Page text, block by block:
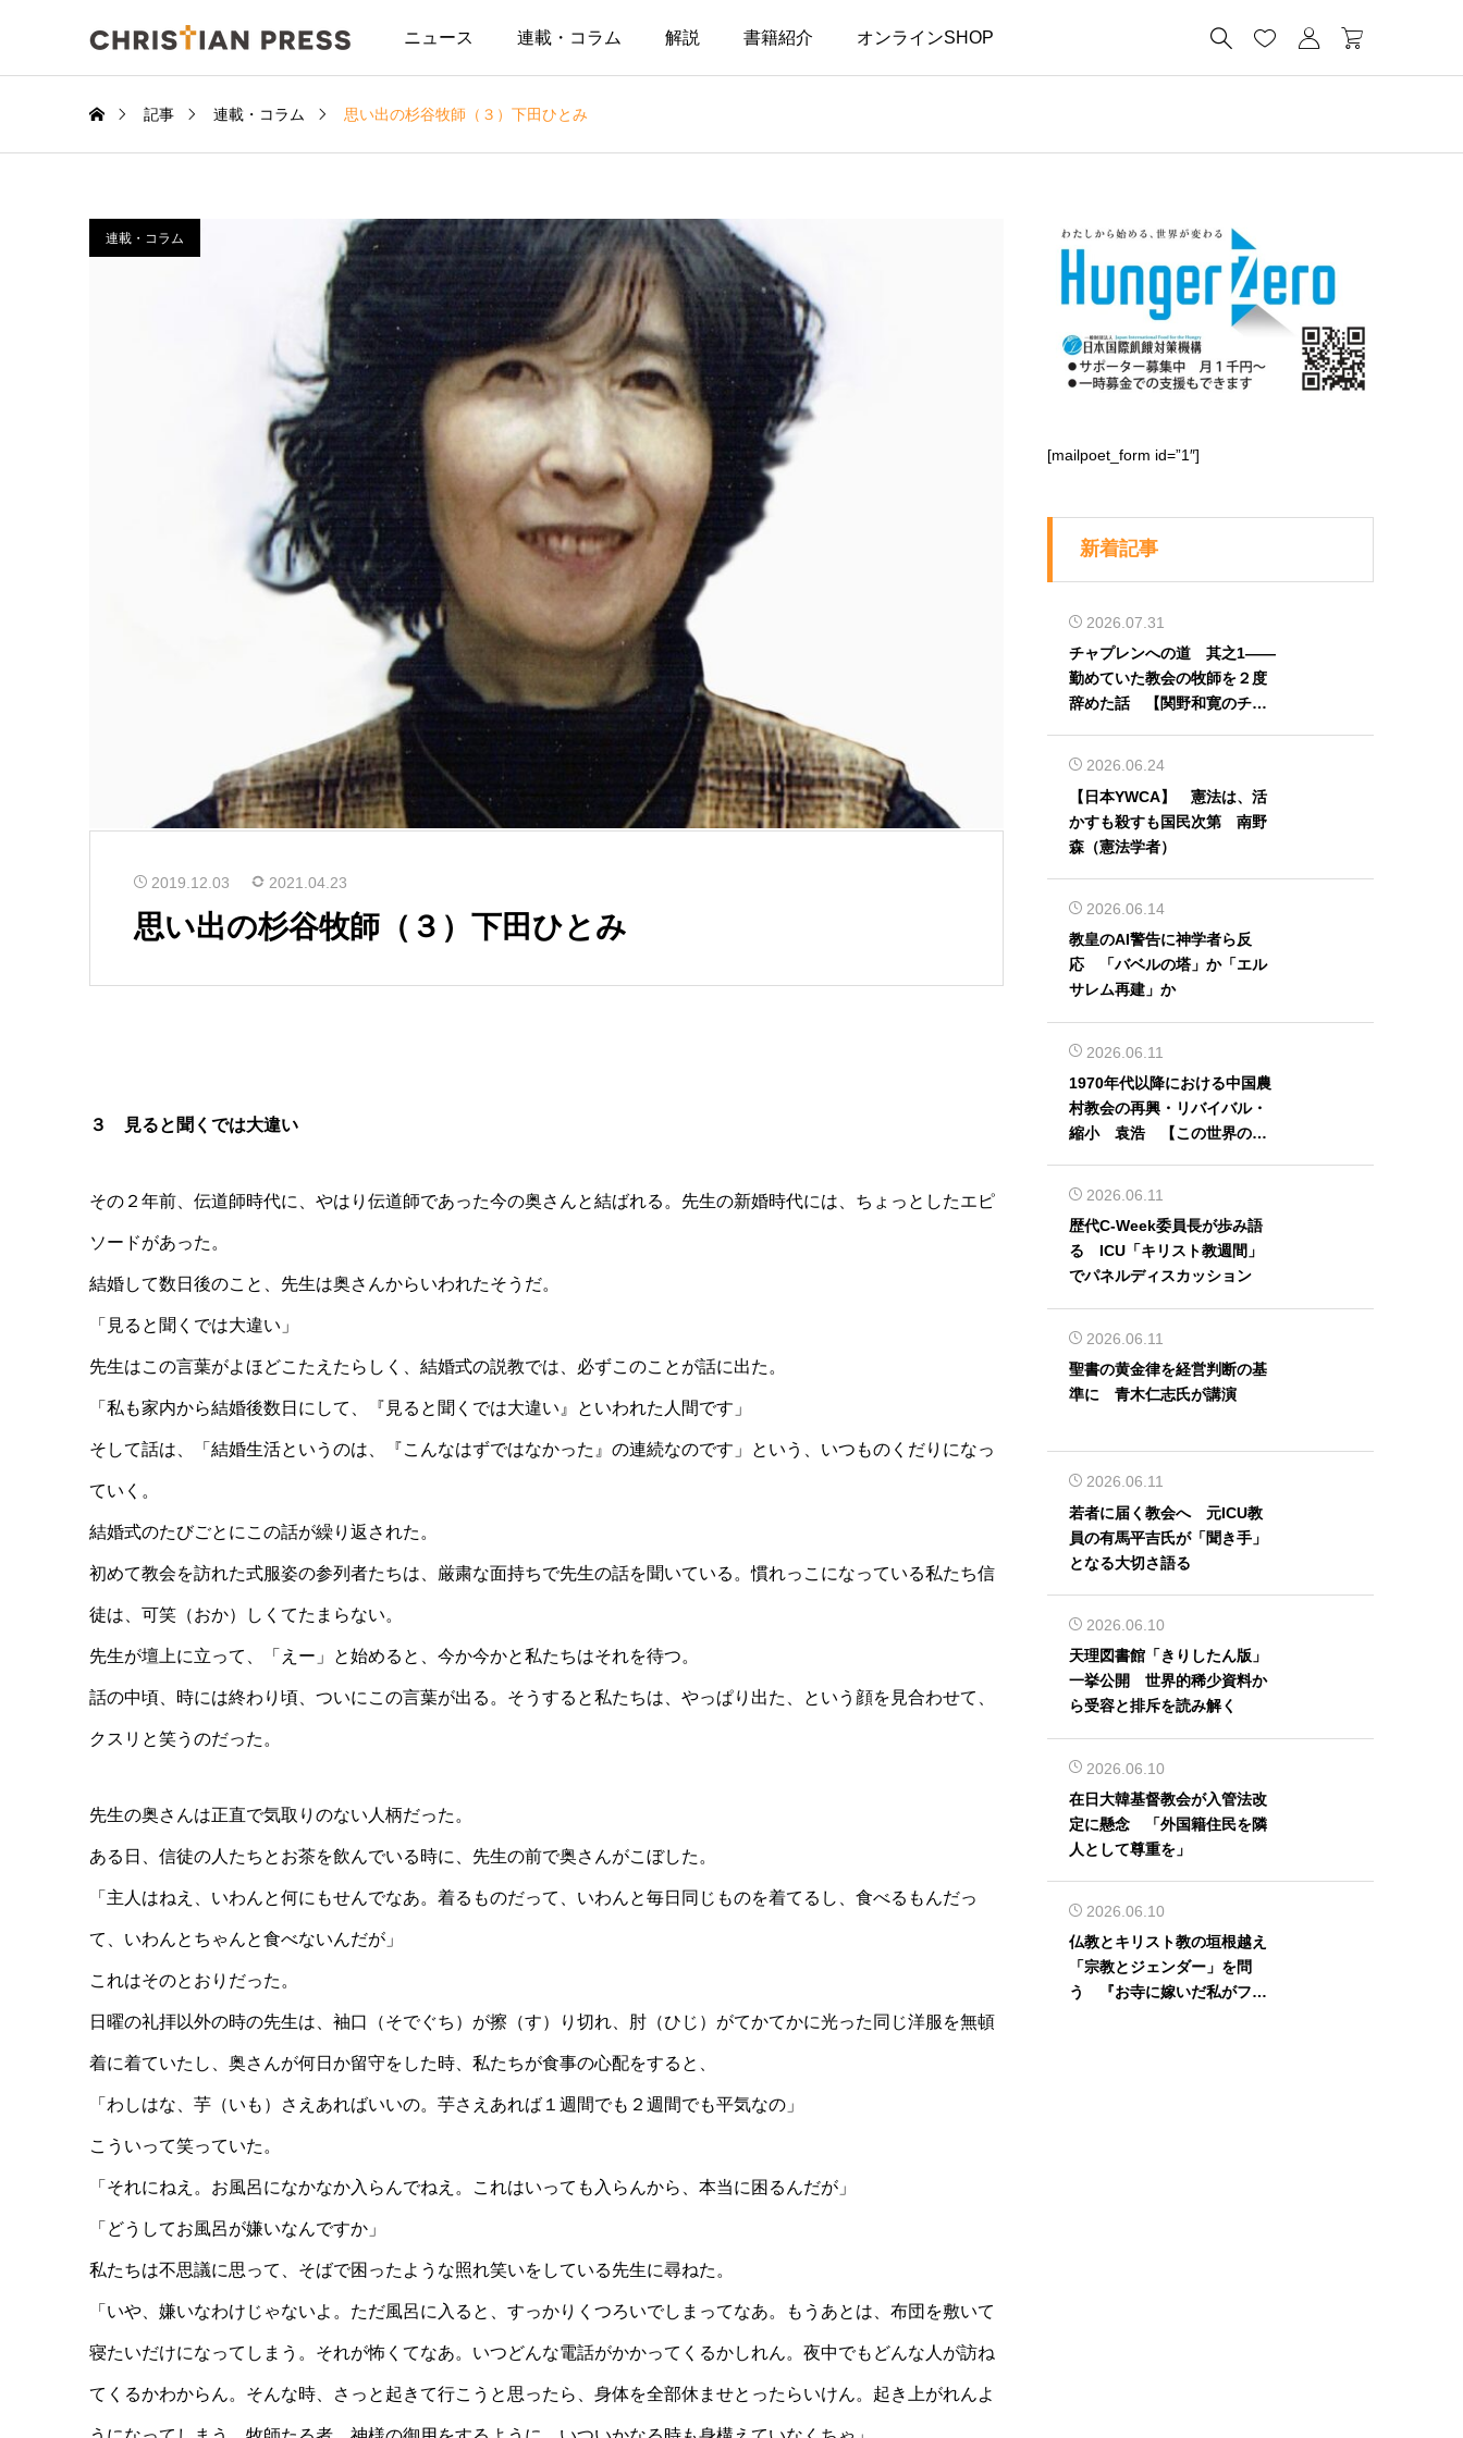
ニュース 連載・コラム 解説 書籍紹介 オンラインSHOP    
記事 連載・コラム 思い出の杉谷牧師（３）下田ひとみ
連載・コラム
2019.12.03 2021.04.23
思い出の杉谷牧師（３）下田ひとみ
３ 見ると聞くでは大違い
その２年前、伝道師時代に、やはり伝道師であった今の奥さんと結ばれる。先生の新婚時代には、ちょっとしたエピ
ソードがあった。
結婚して数日後のこと、先生は奥さんからいわれたそうだ。
「見ると聞くでは大違い」
先生はこの言葉がよほどこたえたらしく、結婚式の説教では、必ずこのことが話に出た。
「私も家内から結婚後数日にして、『見ると聞くでは大違い』といわれた人間です」
そして話は、「結婚生活というのは、『こんなはずではなかった』の連続なのです」という、いつものくだりになっ
ていく。
結婚式のたびごとにこの話が繰り返された。
初めて教会を訪れた式服姿の参列者たちは、厳粛な面持ちで先生の話を聞いている。慣れっこになっている私たち信
徒は、可笑（おか）しくてたまらない。
先生が壇上に立って、「えー」と始めると、今か今かと私たちはそれを待つ。
話の中頃、時には終わり頃、ついにこの言葉が出る。そうすると私たちは、やっぱり出た、という顔を見合わせて、
クスリと笑うのだった。
先生の奥さんは正直で気取りのない人柄だった。
ある日、信徒の人たちとお茶を飲んでいる時に、先生の前で奥さんがこぼした。
「主人はねえ、いわんと何にもせんでなあ。着るものだって、いわんと毎日同じものを着てるし、食べるもんだっ
て、いわんとちゃんと食べないんだが」
これはそのとおりだった。
日曜の礼拝以外の時の先生は、袖口（そでぐち）が擦（す）り切れ、肘（ひじ）がてかてかに光った同じ洋服を無頓
着に着ていたし、奥さんが何日か留守をした時、私たちが食事の心配をすると、
「わしはな、芋（いも）さえあればいいの。芋さえあれば１週間でも２週間でも平気なの」
こういって笑っていた。
「それにねえ。お風呂になかなか入らんでねえ。これはいっても入らんから、本当に困るんだが」
「どうしてお風呂が嫌いなんですか」
私たちは不思議に思って、そばで困ったような照れ笑いをしている先生に尋ねた。
「いや、嫌いなわけじゃないよ。ただ風呂に入ると、すっかりくつろいでしまってなあ。もうあとは、布団を敷いて
寝たいだけになってしまう。それが怖くてなあ。いつどんな電話がかかってくるかしれん。夜中でもどんな人が訪ね
てくるかわからん。そんな時、さっと起きて行こうと思ったら、身体を全部休ませとったらいけん。起き上がれんよ
[mailpoet_form id=”1″]
新着記事
2026.07.31
チャプレンへの道 其之1――
勤めていた教会の牧師を２度
辞めた話 【関野和寛のチャ
2026.06.24
【日本YWCA】 憲法は、活
かすも殺すも国民次第 南野
森（憲法学者）
2026.06.14
教皇のAI警告に神学者ら反
応 「バベルの塔」か「エル
サレム再建」か
2026.06.11
1970年代以降における中国農
村教会の再興・リバイバル・
縮小 袁浩 【この世界の片
2026.06.11
歴代C-Week委員長が歩み語
る ICU「キリスト教週間」
でパネルディスカッション
2026.06.11
聖書の黄金律を経営判断の基
準に 青木仁志氏が講演
2026.06.11
若者に届く教会へ 元ICU教
員の有馬平吉氏が「聞き手」
となる大切さ語る
2026.06.10
天理図書館「きりしたん版」
一挙公開 世界的稀少資料か
ら受容と排斥を読み解く
2026.06.10
在日大韓基督教会が入管法改
定に懸念 「外国籍住民を隣
人として尊重を」
2026.06.10
仏教とキリスト教の垣根越え
「宗教とジェンダー」を問
う 『お寺に嫁いだ私がフェ